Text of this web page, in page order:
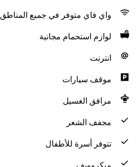
واي فاي متوفر في جميع المناطق
لوازم استحمام مجانية
انترنت
موقف سيارات
مرافق الغسيل
مجفف الشعر
تتوفر أسرة للأطفال